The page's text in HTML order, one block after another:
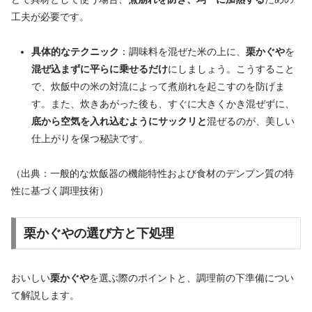
工夫が必要です。
具体的なテクニック ：調味料を混ぜた米の上に、 栗かぐやを
混ぜ込まずに平らに乗せるだけにしましょう。こうすること
で、炊飯中の米の対流によって煮崩れを起こすのを防げま
す。また、炊きあがった後も、すぐに大きくかき混ぜずに、
底から空気を入れ込むようにサックリと混ぜるのが、美しい
仕上がりを保つ秘訣です。
（出典：一般的な炊飯器の機能特性および食材のデンプン質の特
性に基づく調理技術）
栗かぐやの選び方と下処理
おいしい栗かぐやを選ぶ際のポイントと、調理前の下準備につい
て解説します。